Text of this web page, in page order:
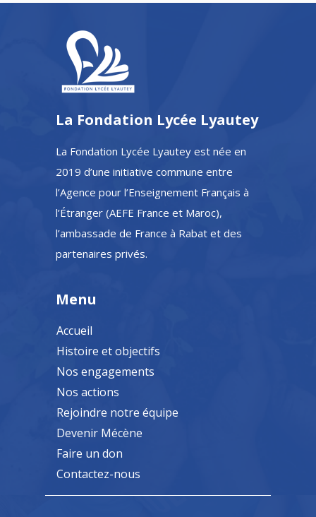
La Fondation Lycée Lyautey
La Fondation Lycée Lyautey est née en
2019 d’une initiative commune entre
l’Agence pour l’Enseignement Français à
l’Étranger (AEFE France et Maroc),
l’ambassade de France à Rabat et des
partenaires privés.
Menu
Accueil
Histoire et objectifs
Nos engagements
Nos actions
Rejoindre notre équipe
Devenir Mécène
Faire un don
Contactez-nous